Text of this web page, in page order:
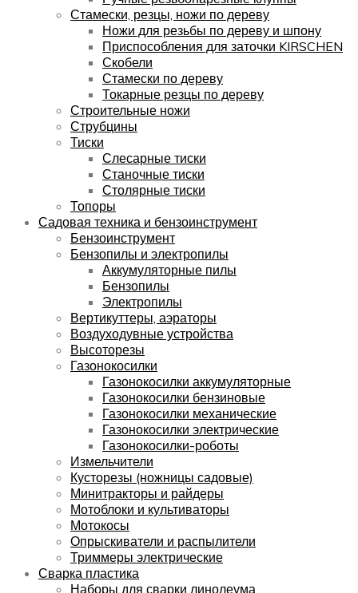
Стамески, резцы, ножи по дереву
Ножи для резьбы по дереву и шпону
Приспособления для заточки KIRSCHEN
Скобели
Стамески по дереву
Токарные резцы по дереву
Строительные ножи
Струбцины
Тиски
Слесарные тиски
Станочные тиски
Столярные тиски
Топоры
Садовая техника и бензоинструмент
Бензоинструмент
Бензопилы и электропилы
Аккумуляторные пилы
Бензопилы
Электропилы
Вертикуттеры, аэраторы
Воздуходувные устройства
Высоторезы
Газонокосилки
Газонокосилки аккумуляторные
Газонокосилки бензиновые
Газонокосилки механические
Газонокосилки электрические
Газонокосилки-роботы
Измельчители
Кусторезы (ножницы садовые)
Минитракторы и райдеры
Мотоблоки и культиваторы
Мотокосы
Опрыскиватели и распылители
Триммеры электрические
Сварка пластика
Наборы для сварки линолеума